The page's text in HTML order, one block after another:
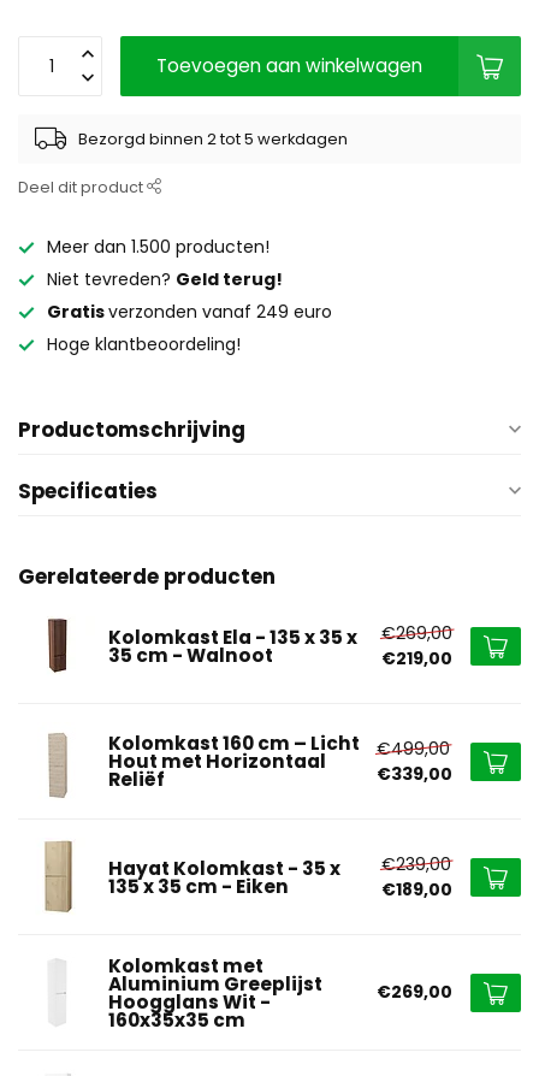
Toevoegen aan winkelwagen
Bezorgd binnen 2 tot 5 werkdagen
Deel dit product
Meer dan 1.500 producten!
Niet tevreden? Geld terug!
Gratisverzonden vanaf 249 euro
Hoge klantbeoordeling!
Productomschrijving
Specificaties
Gerelateerde producten
Kolomkast Ela - 135 x 35 x
35 cm - Walnoot
€269,00
€219,00
Kolomkast 160 cm – Licht
Hout met Horizontaal
Reliëf
€499,00
€339,00
Hayat Kolomkast - 35 x
135 x 35 cm - Eiken
€239,00
€189,00
Kolomkast met
Aluminium Greeplijst
Hoogglans Wit -
160x35x35 cm
€269,00